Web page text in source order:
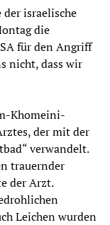
israelische
die
für den Angriff
nicht, dass wir
Khomeini-
der mit der
verwandelt.
trauernder
der Arzt.
Leichen wurden